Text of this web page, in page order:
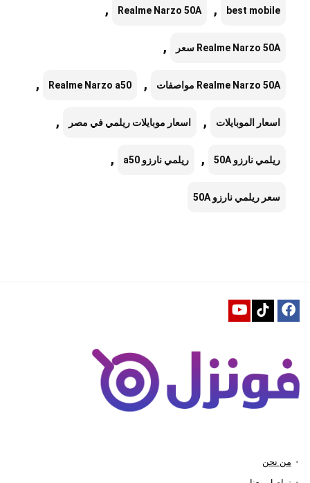
best mobile
,
Realme Narzo 50A
,
Realme Narzo 50A سعر ,
Realme Narzo 50A مواصفات ,
Realme Narzo a50
,
اسعار الموبايلات , اسعار موبايلات ريلمي في مصر ,
ريلمي نارزو 50A , ريلمي نارزو a50 ,
سعر ريلمي نارزو 50A
من نحن